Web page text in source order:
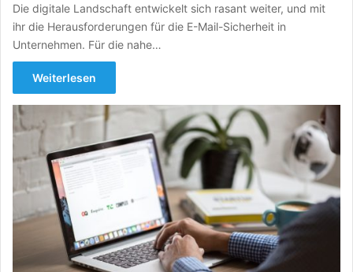
Die digitale Landschaft entwickelt sich rasant weiter, und mit
ihr die Herausforderungen für die E-Mail-Sicherheit in
Unternehmen. Für die nahe…
Weiterlesen